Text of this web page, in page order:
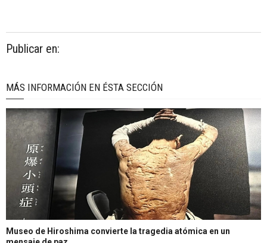
Publicar en:
MÁS INFORMACIÓN EN ÉSTA SECCIÓN
Museo de Hiroshima convierte la tragedia atómica en un